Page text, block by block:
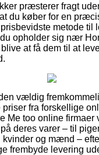
præsterer fragt
du køber for en
metode til
opholder sig nær
at få dem til at
vældig
fra forskellige
Me too online
deres varer – til
og mænd –
frembyde levering